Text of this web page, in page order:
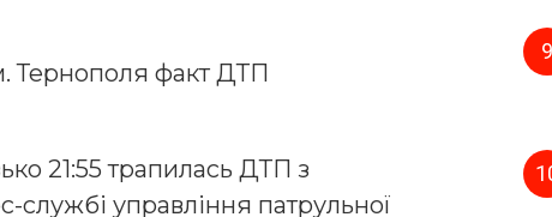
Тернополя факт ДТП
21:55 трапилась ДТП з
службі управління патрульної